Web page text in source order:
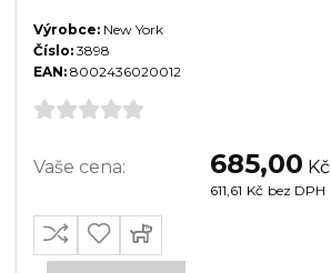
Výrobce: New York
Číslo: 3898
EAN: 8002436020012
Vaše cena: 685,00 Kč
611,61 Kč bez DPH